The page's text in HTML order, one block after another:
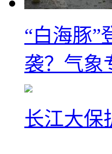
“白海豚”
袭？气象
长江大保